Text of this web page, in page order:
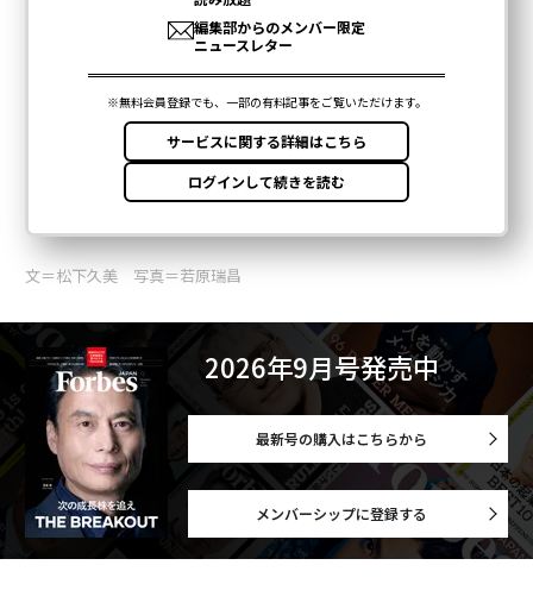
文＝松下久美 写真＝若原瑞昌
2026年9月号発売中
最新号の購入はこちらから
メンバーシップに登録する